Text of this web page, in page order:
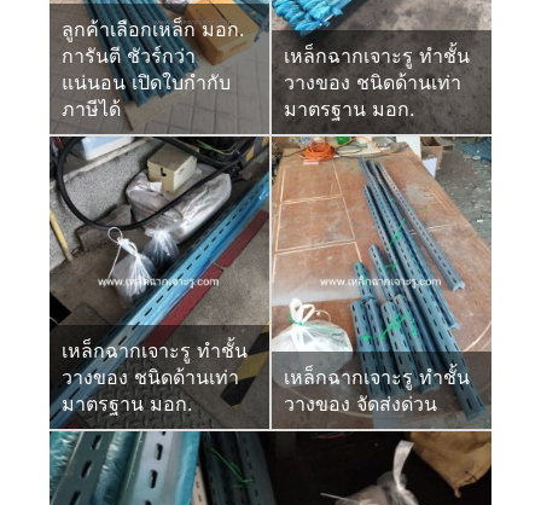
ลูกค้าเลือกเหล็ก มอก.
การันตี ชัวร์กว่า
แน่นอน เปิดใบกำกับ
ภาษีได้
เหล็กฉากเจาะรู ทำชั้น
วางของ ชนิดด้านเท่า
มาตรฐาน มอก.
เหล็กฉากเจาะรู ทำชั้น
วางของ ชนิดด้านเท่า
มาตรฐาน มอก.
เหล็กฉากเจาะรู ทำชั้น
วางของ จัดส่งด่วน